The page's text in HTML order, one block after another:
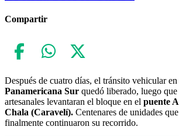
Compartir
Después de cuatro días, el tránsito vehicular en
Panamericana Sur quedó liberado, luego
artesanales levantaran el bloque en el puente
Chala (Caravelí). Centenares de unidades
finalmente continuaron su recorrido.